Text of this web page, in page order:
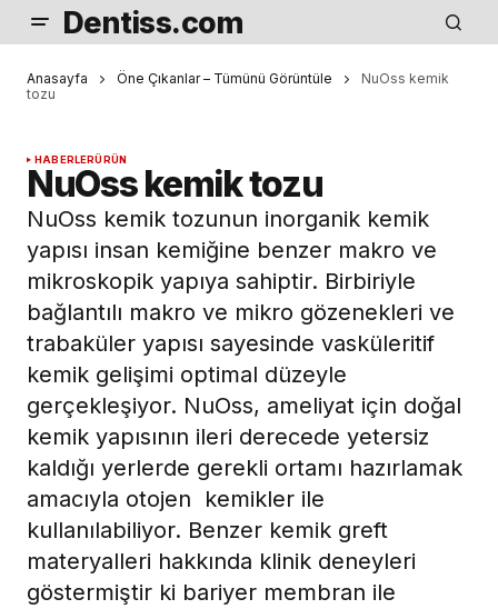
Dentiss.com
Anasayfa Öne Çıkanlar – Tümünü Görüntüle
NuOss kemik
tozu
HABERLERÜRÜN
NuOss kemik tozu
NuOss kemik tozunun inorganik kemik
yapısı insan kemiğine benzer makro ve
mikroskopik yapıya sahiptir. Birbiriyle
bağlantılı makro ve mikro gözenekleri ve
trabaküler yapısı sayesinde vasküleritif
kemik gelişimi optimal düzeyle
gerçekleşiyor. NuOss, ameliyat için doğal
kemik yapısının ileri derecede yetersiz
kaldığı yerlerde gerekli ortamı hazırlamak
amacıyla otojen kemikler ile
kullanılabiliyor. Benzer kemik greft
materyalleri hakkında klinik deneyleri
göstermiştir ki bariyer membran ile